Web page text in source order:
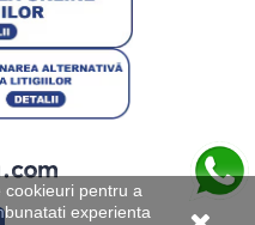
cookieuri pentru a
experienta